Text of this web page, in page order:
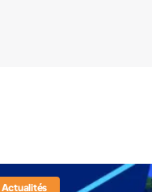
Actualités